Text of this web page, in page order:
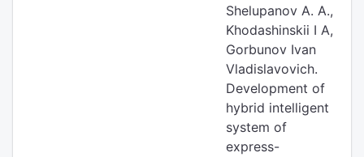
Shelupanov A. A.,
Khodashinskii I A,
Gorbunov Ivan
Vladislavovich.
Development of
hybrid intelligent
system of
express-